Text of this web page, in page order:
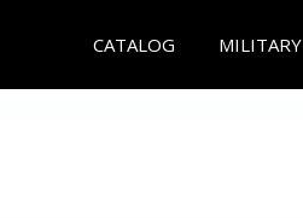
CATALOG MILITARY